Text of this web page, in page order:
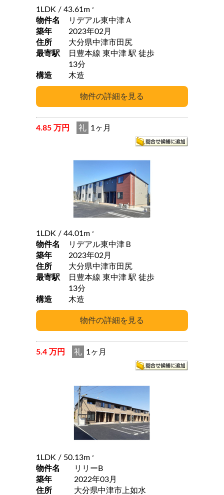
1LDK / 43.61m 2
物件名
リデアル東中津Ａ
築年
2023年02月
住所
大分県中津市田尻
最寄駅
日豊本線 東中津 駅 徒歩
13分
構造
木造
4.85 万円 礼 1ヶ月
1LDK / 44.01m 2
物件名
リデアル東中津Ｂ
築年
2023年02月
住所
大分県中津市田尻
最寄駅
日豊本線 東中津 駅 徒歩
13分
構造
木造
5.4 万円 礼 1ヶ月
1LDK / 50.13m 2
物件名
リリーB
築年
2022年03月
住所
大分県中津市上如水